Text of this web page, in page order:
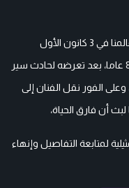
يذكر أن الفنان أشرف عبد الغفور رحل عن عالمنا في 3 كانون الأول
(ديسمبر) من العام الماضي، عن عمر ناهز 81 عاما، بعد تعرضه لحادث سير
الفور نقل الفنان إلى
أن فارق الحياة،
لمتابعة التفاصيل وإنهاء